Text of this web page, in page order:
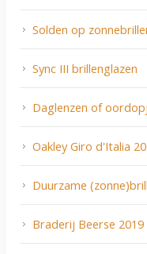
Solden op
Sync III brillenglazen
Daglenzen of
Oakley Giro d'Italia
Duurzame
Braderij Beerse